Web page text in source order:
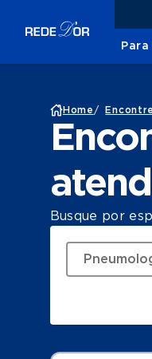
Home /
Busque por